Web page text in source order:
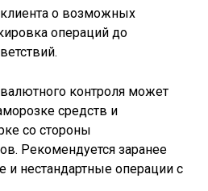
о возможных
операций до
контроля может
средств и
со стороны
Рекомендуется заранее
и нестандартные операции с